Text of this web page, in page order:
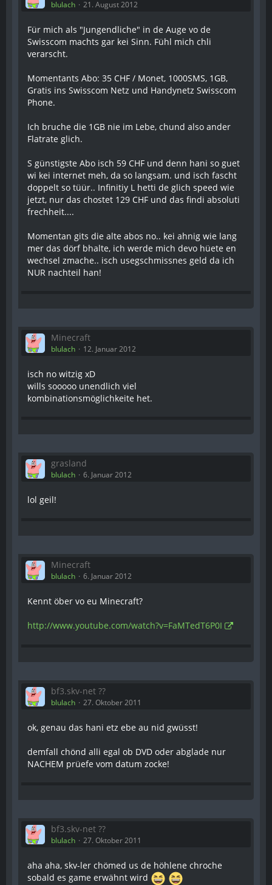
blulach 21. August 2012
Für mich als "Jungendliche" in de Auge vo de
Swisscom machts gar kei Sinn. Fühl mich chli
verarscht.
Momentants Abo: 35 CHF / Monet, 1000SMS, 1GB,
Gratis ins Swisscom Netz und Handynetz Swisscom
Phone.
Ich bruche die 1GB nie im Lebe, chund also ander
Flatrate glich.
S günstigste Abo isch 59 CHF und denn hani so guet
wi kei internet meh, da so langsam. und isch fascht
doppelt so tüür.. Infinitiy L hetti de glich speed wie
jetzt, nur das chostet 129 CHF und das findi absoluti
frechheit....
Momentan gits die alte abos no.. kei ahnig wie lang
mer das dörf bhalte, ich werde mich devo hüete en
wechsel zmache.. isch usegschmissnes geld da ich
NUR nachteil han!
Minecraft
blulach 12. Januar 2012
isch no witzig xD
wills sooooo unendlich viel
kombinationsmöglichkeite het.
grasland
blulach 6. Januar 2012
lol geil!
Minecraft
blulach 6. Januar 2012
Kennt öber vo eu Minecraft?
http://www.youtube.com/watch?v=FaMTedT6P0I
bf3.skv-net ??
blulach 27. Oktober 2011
ok, genau das hani etz ebe au nid gwüsst!
demfall chönd alli egal ob DVD oder abglade nur
NACHEM prüefe vom datum zocke!
bf3.skv-net ??
blulach 27. Oktober 2011
aha aha, skv-ler chömed us de höhlene chroche
sobald es game erwähnt wird